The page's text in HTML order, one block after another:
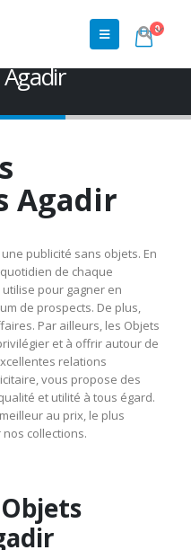
0
Objets
Agadir
publicité sans objets. En
de chaque
pour gagner en
de prospects. De plus,
Par ailleurs, les Objets
et à offrir autour de
relations
vous propose des
et utilité à tous égard.
au prix, le plus
collections.